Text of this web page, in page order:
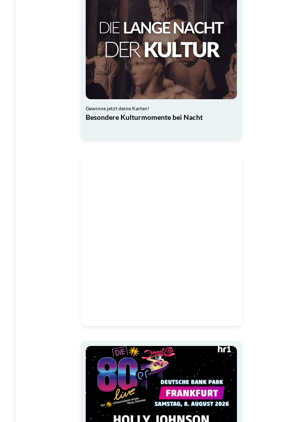
Gewinne jetzt deine Karten!
Besondere Kulturmomente bei Nacht